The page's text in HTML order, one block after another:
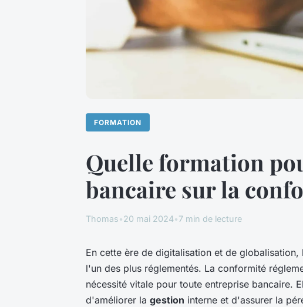
FORMATION
Quelle formation
bancaire sur la
Thomas•20 mai 2024•7 min de lecture
En cette ère de digitalisation et de globalisation,
l'un des plus réglementés. La conformité
nécessité vitale pour toute entreprise bancaire.
d'améliorer la gestion interne et d'assurer la